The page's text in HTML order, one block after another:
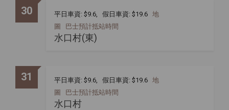
30 平日車資: $9.6, 假日車資: $19.6 地
圖
巴士預計抵站時間
水口村(東)
31 平日車資: $9.6, 假日車資: $19.6 地
圖
巴士預計抵站時間
水口村